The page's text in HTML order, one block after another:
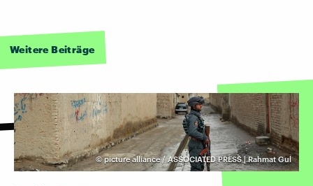
Weitere Beiträge
©picture alliance / ASSOCIATED PRESS | Rahmat Gul